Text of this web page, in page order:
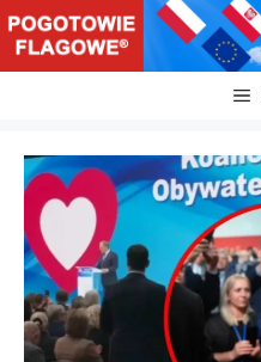
Przejdź
do
treści